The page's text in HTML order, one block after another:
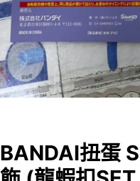
BANDAI扭蛋